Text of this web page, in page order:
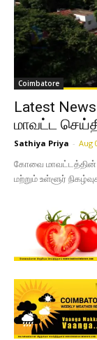
Coimbatore
Latest
மாவட்ட
Sathiya Priya - Aug
கோவை மாவட்டத்தின்
மற்றும் உள்ளூர்